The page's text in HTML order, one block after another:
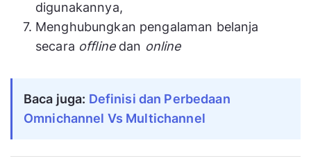
digunakannya,
Menghubungkan pengalaman belanja
secara offlinedan online
Baca juga: Definisi dan Perbedaan
Omnichannel Vs Multichannel